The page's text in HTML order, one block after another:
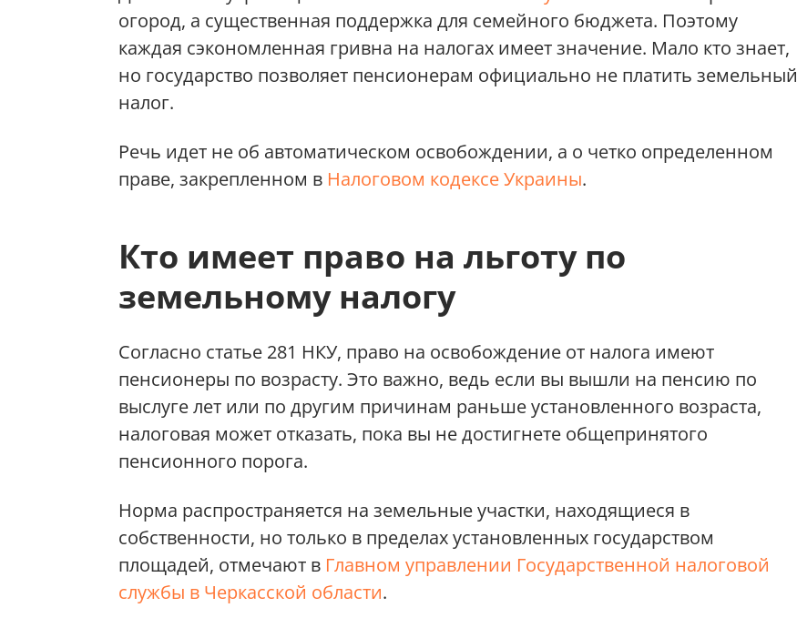
огород, а существенная поддержка для семейного бюджета. Поэтому
каждая сэкономленная гривна на налогах имеет значение. Мало кто знает,
но государство позволяет пенсионерам официально не платить земельный
налог.
Речь идет не об автоматическом освобождении, а о четко определенном
праве, закрепленном в Налоговом кодексе Украины.
Кто имеет право на льготу по
земельному налогу
Согласно статье 281 НКУ, право на освобождение от налога имеют
пенсионеры по возрасту. Это важно, ведь если вы вышли на пенсию по
выслуге лет или по другим причинам раньше установленного возраста,
налоговая может отказать, пока вы не достигнете общепринятого
пенсионного порога.
Норма распространяется на земельные участки, находящиеся в
собственности, но только в пределах установленных государством
площадей, отмечают в Главном управлении Государственной налоговой
службы в Черкасской области.